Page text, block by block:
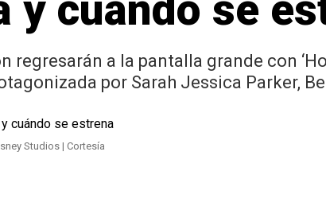
regresarán a la pantalla grande con
por Sarah Jessica Parker,
Studios | Cortesía